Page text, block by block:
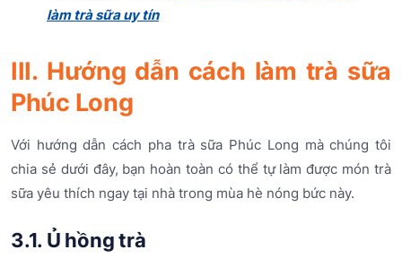
làm trà sữa uy tín
III. Hướng dẫn cách làm trà sữa
Phúc Long
Với hướng dẫn cách pha trà sữa Phúc Long mà chúng tôi
chia sẻ dưới đây, bạn hoàn toàn có thể tự làm được món trà
sữa yêu thích ngay tại nhà trong mùa hè nóng bức này.
3.1. Ủ hồng trà